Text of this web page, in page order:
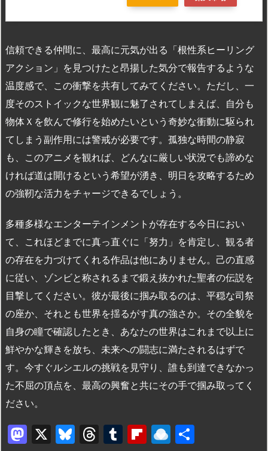
信頼できる仲間に、最高に元気が出る「根性系ヒーリング
アクション」を見つけたと昂揚した気分で報告するような
温度感で、この衝撃を共有してみてください。ただし、一
度そのストイックな世界観に魅了されてしまえば、自分も
物体Ｘを飲んで修行を始めたいという奇妙な衝動に駆られ
てしまう副作用には警戒が必要です。孤独な時間の静寂
も、このアニメを観れば、どんなに厳しい状況でも諦めな
ければ道は開けるという希望が湧き、明日を攻略するため
の強靭な活力をチャージできるでしょう。
多種多様なエンターテインメントが存在する今日におい
て、これほどまでに真っ直ぐに「努力」を肯定し、観る者
の存在を力づけてくれる作品は他にありません。己の直感
に従い、ゾンビと称されるまで鍛え抜かれた聖者の伝説を
目撃してください。彼が最後に掴み取るのは、平穏な司祭
の座か、それとも世界を揺るがす真の強さか。その全貌を
自身の瞳で確認したとき、あなたの世界はこれまで以上に
鮮やかな輝きを放ち、未来への闘志に満たされるはずで
す。今すぐルシエルの挑戦を見守り、誰も到達できなかっ
た不屈の頂点を、最高の興奮と共にその手で掴み取ってく
ださい。
M X
Bl T
T
Fl R